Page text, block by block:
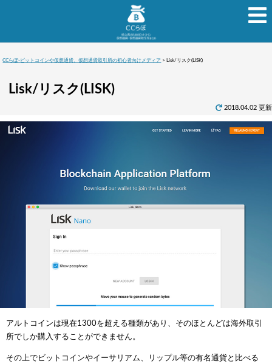
CCらぼ-ビットコインや仮想通貨、仮想通貨取引所の初心者向けメディア > Lisk/リスク(LISK)
Lisk/リスク(LISK)
2018.04.02 更新
アルトコインは現在1300を超える種類があり、そのほとんどは海外取引
所でしか購入することができません。
その上でビットコインやイーサリアム、リップル等の有名通貨と比べる